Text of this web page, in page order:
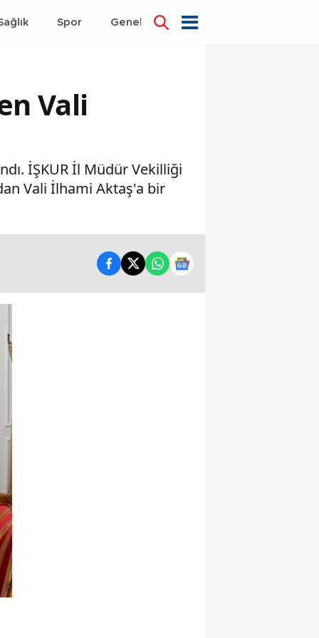
Spor Genel Dünya
Vali
İŞKUR İl Müdür Vekilliği
Vali İlhami Aktaş'a bir